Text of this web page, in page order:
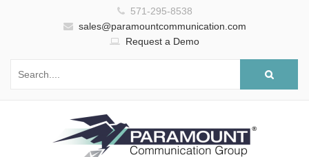
571-295-8538
sales@paramountcommunication.com
Request a Demo